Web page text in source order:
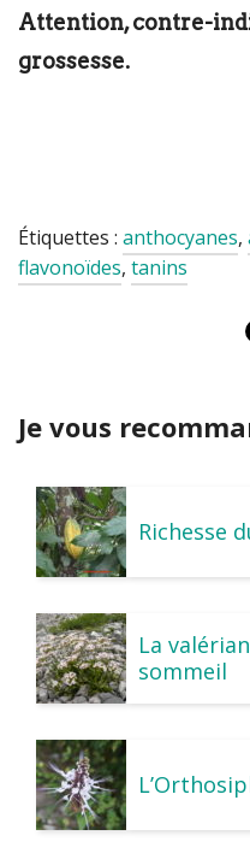
Attention, contre-
grossesse.
Étiquettes : anthocyanes,
flavonoïdes, tanins
Je vous
Richesse
La
sommeil